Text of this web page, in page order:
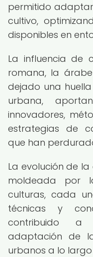
permitido
cultivo,
disponibles en
La influencia de
romana, la
dejado una
urbana,
innovadores,
estrategias de
que han
La evolución de
moldeada por
culturas, cada
técnicas y
contribuido
adaptación de
urbanos a lo largo